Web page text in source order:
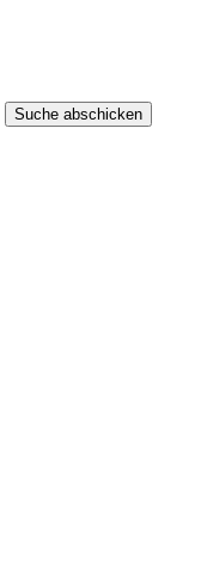
Suche abschicken